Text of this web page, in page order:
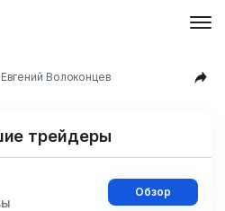
Евгений Волоконцев
трейдеры
Обзор